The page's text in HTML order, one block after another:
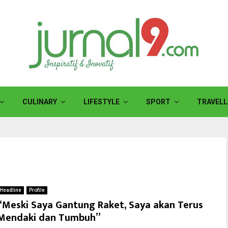
CULINARY LIFESTYLE SPORT
Headline Profile
Saya Gantung Raket, Saya akan Terus
dan Tumbuh”